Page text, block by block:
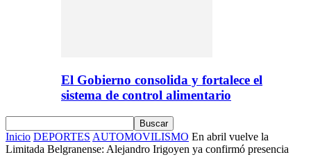
El Gobierno consolida y fortalece el
sistema de control alimentario
Inicio DEPORTES AUTOMOVILISMO En abril vuelve la
Limitada Belgranense: Alejandro Irigoyen ya confirmó presencia